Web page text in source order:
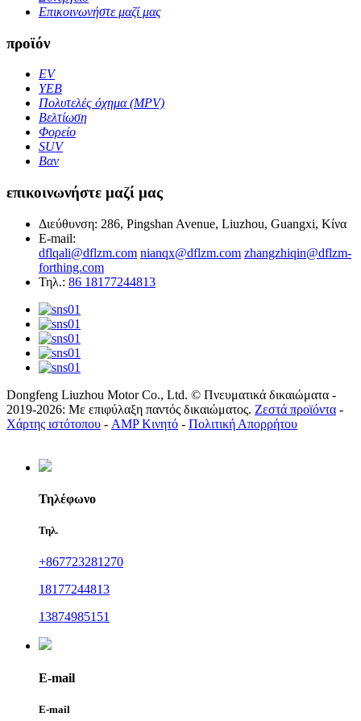
Επικοινωνήστε μαζί μας
προϊόν
EV
ΥΕΒ
Πολυτελές όχημα (MPV)
Βελτίωση
Φορείο
SUV
Βαν
επικοινωνήστε μαζί μας
Διεύθυνση: 286, Pingshan Avenue, Liuzhou, Guangxi, Κίνα
E-mail:
dflqali@dflzm.com nianqx@dflzm.com zhangzhiqin@dflzm-
forthing.com
Τηλ.: 86 18177244813
Dongfeng Liuzhou Motor Co., Ltd. © Πνευματικά δικαιώματα -
2019-2026: Με επιφύλαξη παντός δικαιώματος. Ζεστά προϊόντα -
Χάρτης ιστότοπου - AMP Κινητό - Πολιτική Απορρήτου
Τηλέφωνο
Τηλ.
+867723281270
18177244813
13874985151
E-mail
E-mail